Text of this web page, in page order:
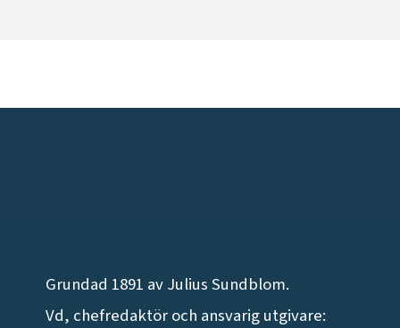
Grundad 1891 av Julius Sundblom.
Vd, chefredaktör och ansvarig utgivare: